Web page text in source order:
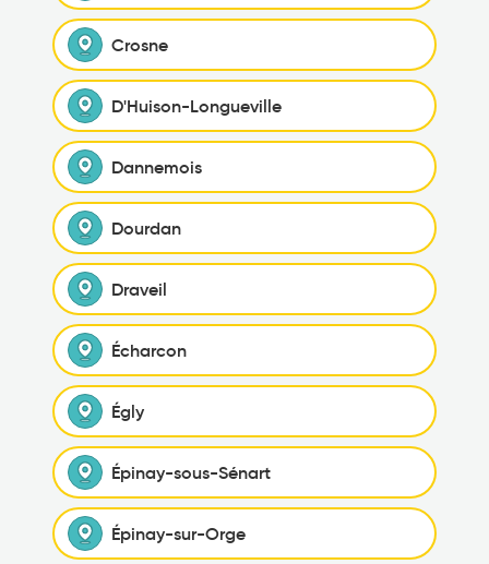
Crosne
D'Huison-Longueville
Dannemois
Dourdan
Draveil
Écharcon
Égly
Épinay-sous-Sénart
Épinay-sur-Orge